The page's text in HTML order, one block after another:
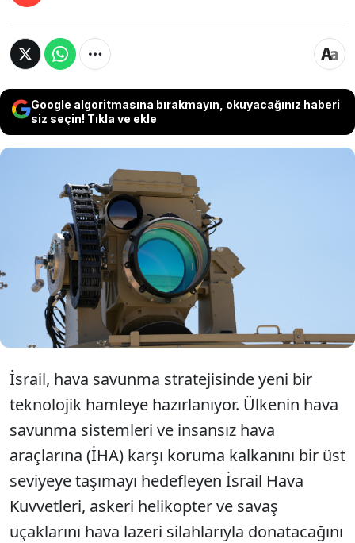
Google algoritmasına bırakmayın, okuyacağınız haberi
siz seçin! Tıkla ve ekle
İsrail hava savunmasında lazer dönemine
geçiyor. Savaş uçakları ve helikopterlere
entegre edilecek lazer sayesinde Demir
Kubbe'nin maliyetinin düşürülmesi
planlanıyor.
İsrail, hava savunma stratejisinde yeni bir
teknolojik hamleye hazırlanıyor. Ülkenin hava
savunma sistemleri ve insansız hava
araçlarına (İHA) karşı koruma kalkanını bir üst
seviyeye taşımayı hedefleyen İsrail Hava
Kuvvetleri, askeri helikopter ve savaş
uçaklarını hava lazeri silahlarıyla donatacağını